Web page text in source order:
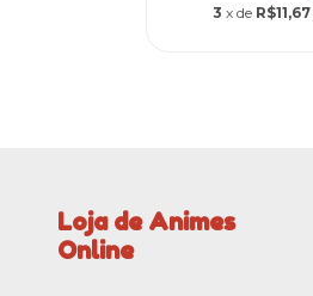
3 x de R$11,67
Loja de Animes
Online